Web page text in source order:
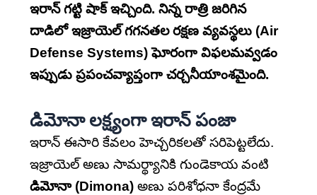
ఇరాన్ గట్టి షాక్ ఇచ్చింది. నిన్న రాత్రి జరిగిన
దాడిలో ఇజ్రాయెల్ గగనతల రక్షణ వ్యవస్థలు (Air
Defense Systems) ఘోరంగా విఫలమవ్వడం
ఇప్పుడు ప్రపంచవ్యాప్తంగా చర్చనీయాంశమైంది.
డిమోనా లక్ష్యంగా ఇరాన్ పంజా
ఇరాన్ ఈసారి కేవలం హెచ్చరికలతో సరిపెట్టలేదు.
ఇజ్రాయెల్ అణు సామర్థ్యానికి గుండెకాయ వంటి
డిమోనా (Dimona) అణు పరిశోధనా కేంద్రమే